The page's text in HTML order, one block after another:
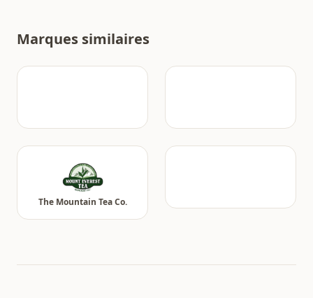
Marques similaires
The Mountain Tea Co.